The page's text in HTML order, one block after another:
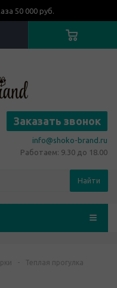
50 000 руб.
Заказать звонок
info@shoko-brand.ru
Работаем: 9.30 до 18.00
Найти
- Теплая прогулка